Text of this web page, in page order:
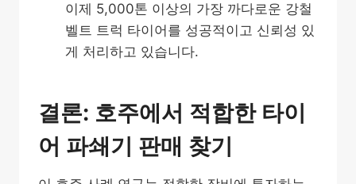
이제 5,000톤 이상의 가장 까다로운 강철
벨트 트럭 타이어를 성공적이고 신뢰성 있
게 처리하고 있습니다.
결론: 호주에서 적합한 타이
어 파쇄기 판매 찾기